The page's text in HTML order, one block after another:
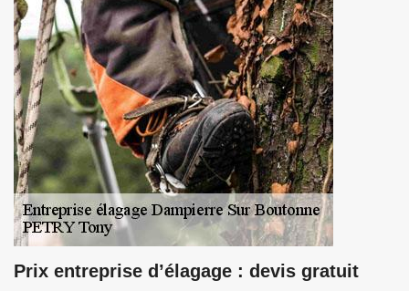
Prix entreprise d’élagage : devis gratuit